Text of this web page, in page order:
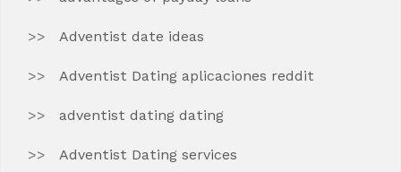
Adventist date ideas
Adventist Dating aplicaciones reddit
adventist dating dating
Adventist Dating services